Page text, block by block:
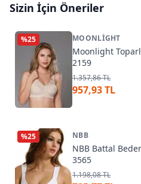
Sizin İçin Öneriler
%25 MOONLIGHT
Moonlight
2159
1.357,86 TL
957,93 TL
%25 NBB
NBB Battal
3565
1.198,08 TL